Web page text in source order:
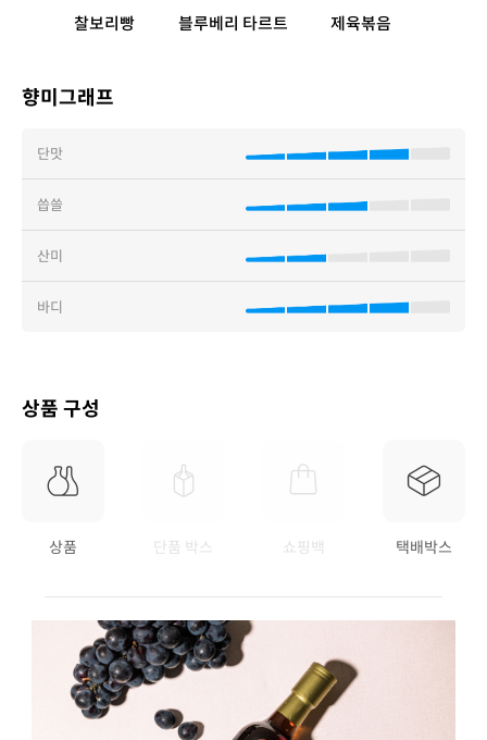
찰보리빵 블루베리 타르트 제육볶음
향미그래프
단맛
씁쓸
산미
바디
상품 구성
상품 단품 박스 쇼핑백 택배박스